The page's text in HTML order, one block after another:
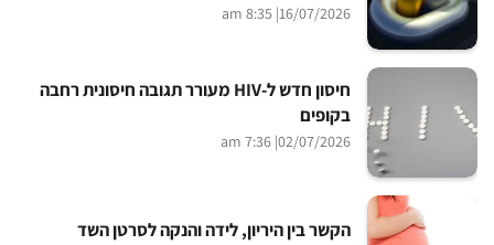
16/07/2026
| 8:35 am
חיסון חדש ל-HIV מעורר תגובה חיסונית רחבה
בקופים
02/07/2026
| 7:36 am
הקשר בין היריון, לידה והנקה לסרטן השד